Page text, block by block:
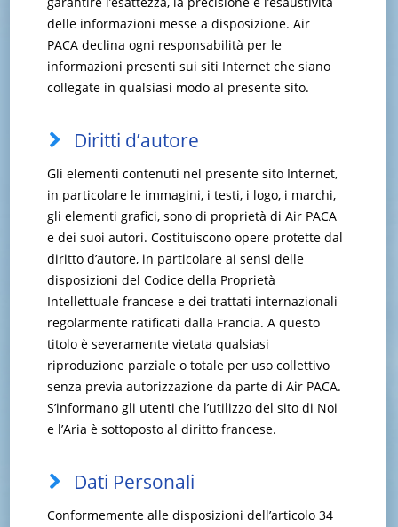
delle informazioni messe a disposizione. Air
PACA declina ogni responsabilità per le
informazioni presenti sui siti Internet che siano
collegate in qualsiasi modo al presente sito.
Diritti d’autore
Gli elementi contenuti nel presente sito Internet,
in particolare le immagini, i testi, i logo, i marchi,
gli elementi grafici, sono di proprietà di Air PACA
e dei suoi autori. Costituiscono opere protette dal
diritto d’autore, in particolare ai sensi delle
disposizioni del Codice della Proprietà
Intellettuale francese e dei trattati internazionali
regolarmente ratificati dalla Francia. A questo
titolo è severamente vietata qualsiasi
riproduzione parziale o totale per uso collettivo
senza previa autorizzazione da parte di Air PACA.
S’informano gli utenti che l’utilizzo del sito di Noi
e l’Aria è sottoposto al diritto francese.
Dati Personali
Conformemente alle disposizioni dell’articolo 34